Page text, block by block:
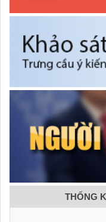
THỐNG